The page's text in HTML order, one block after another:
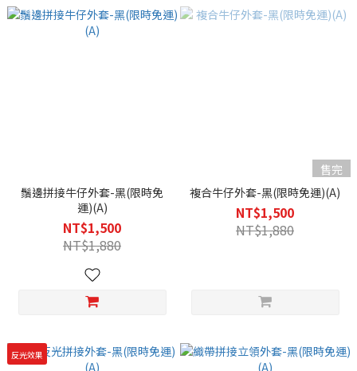
鬚邊拼接牛仔外套-黑(限時免
運)(A)
NT$1,500
NT$1,880
售完
複合牛仔外套-黑(限時免運)(A)
NT$1,500
NT$1,880
反光效果